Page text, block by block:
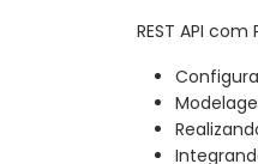
REST API